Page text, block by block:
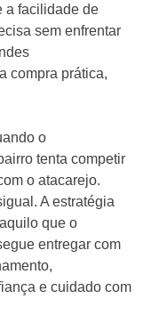
a facilidade de
sem enfrentar
compra prática,
o
tenta competir
o atacarejo.
A estratégia
que o
entregar com
e cuidado com